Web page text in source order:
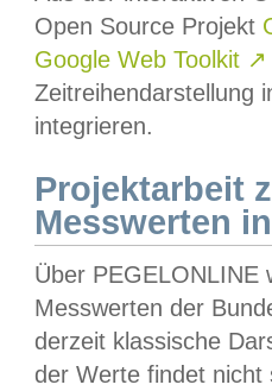
Open Source Projekt
Google Web Toolkit ↗
Zeitreihendarstellung
integrieren.
Projektarbeit
Messwerten
Über PEGELONLINE
Messwerten der
derzeit klassische
der Werte findet